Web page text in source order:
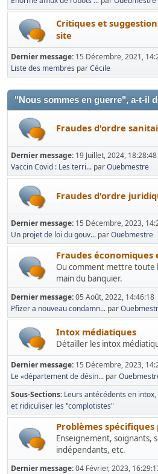
Critiques et
site
Dernier message: 15 Décembre, 2021,
Liste des membres parCécile
"Nous sommes en guerre", a-t-il
Fraudes d'ordre
Dernier message: 19 Juillet, 2024, 18:28:48
Vaccin Covid : Les terri... parOuebmestre
Fraudes d'ordre
Dernier message: 15 Décembre, 2023,
Un projet de loi du gouv... parOuebmestre
Fraudes
Ou comment mettre toute
main du banquier.
Dernier message:05 Août, 2022, 14:46:18
Pfizer a nouveau condamn... par
Intox médiatiques
Détailler les intox
Dernier message: 15 Décembre, 2023,
Le «département de désin... par
Sous-Sections Leurs antécédents en intox
et ridiculiser les "complotistes"
Problèmes
Enseignement, soignants,
indépendants, etc.
Dernier message:04 Février, 2023,